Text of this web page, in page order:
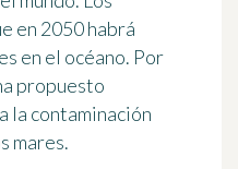
en 2050 habrá
en el océano. Por
propuesto
la contaminación
mares.